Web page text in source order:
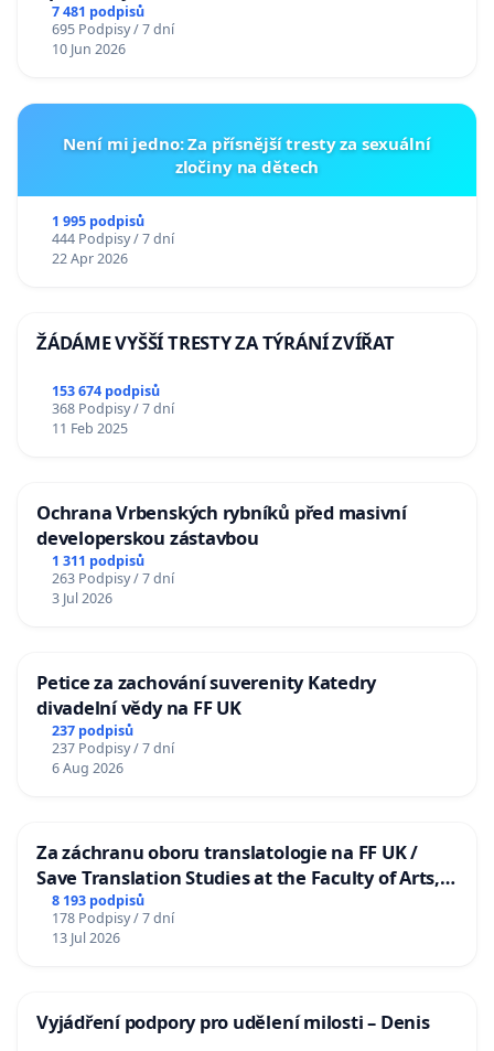
7 481 podpisů
695 Podpisy / 7 dní
10 Jun 2026
Není mi jedno: Za přísnější tresty za sexuální
zločiny na dětech
1 995 podpisů
444 Podpisy / 7 dní
22 Apr 2026
ŽÁDÁME VYŠŠÍ TRESTY ZA TÝRÁNÍ ZVÍŘAT
153 674 podpisů
368 Podpisy / 7 dní
11 Feb 2025
Ochrana Vrbenských rybníků před masivní
developerskou zástavbou
1 311 podpisů
263 Podpisy / 7 dní
3 Jul 2026
Petice za zachování suverenity Katedry
divadelní vědy na FF UK
237 podpisů
237 Podpisy / 7 dní
6 Aug 2026
Za záchranu oboru translatologie na FF UK /
Save Translation Studies at the Faculty of Arts,
Charles University
8 193 podpisů
178 Podpisy / 7 dní
13 Jul 2026
Vyjádření podpory pro udělení milosti – Denis